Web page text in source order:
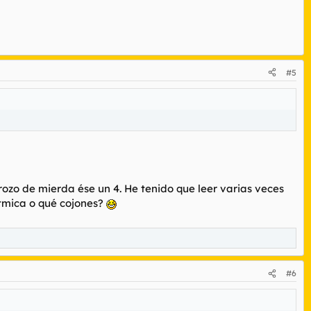
#5
de mierda ése un 4. He tenido que leer varias veces
o qué cojones?
#6